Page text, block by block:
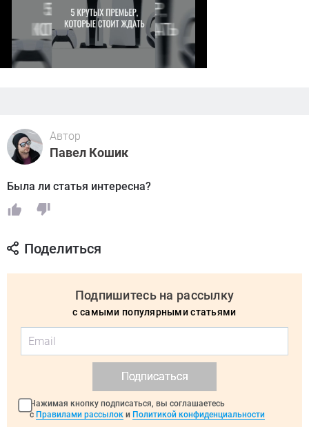
Автор
Павел Кошик
Была ли статья интересна?
Поделиться
Подпишитесь на рассылку
с самыми популярными статьями
Подписаться
Нажимая кнопку подписаться, вы соглашаетесь
с Правилами рассылок и Политикой конфиденциальности